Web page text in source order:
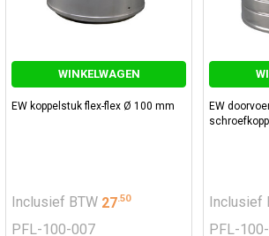
WINKELWAGEN
EW koppelstuk flex-flex Ø 100 mm
Inclusief BTW 27.50
PFL-100-007
EW
Inclusief
PFL-